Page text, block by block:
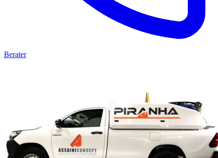
Berater